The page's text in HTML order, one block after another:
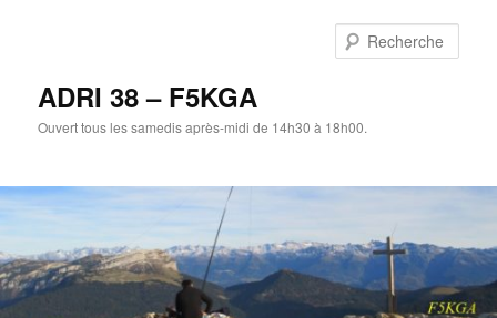
ADRI 38 – F5KGA
Ouvert tous les samedis après-midi de 14h30 à 18h00.